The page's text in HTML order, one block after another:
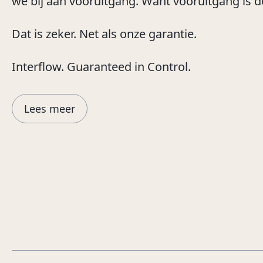
Dat is zeker. Net als onze garantie.
Interflow. Guaranteed in Control.
Lees meer